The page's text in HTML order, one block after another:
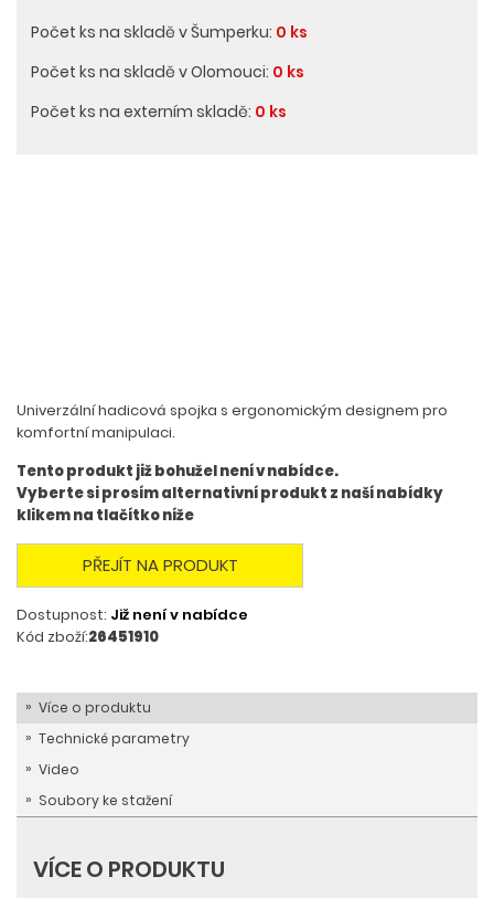
Počet ks na skladě v Šumperku: 0 ks
Počet ks na skladě v Olomouci: 0 ks
Počet ks na externím skladě: 0 ks
Univerzální hadicová spojka s ergonomickým designem pro
komfortní manipulaci.
Tento produkt již bohužel není v nabídce.
Vyberte si prosím alternativní produkt z naší nabídky
klikem na tlačítko níže
PŘEJÍT NA PRODUKT
Dostupnost: Již není v nabídce
Kód zboží:26451910
Více o produktu
Technické parametry
Video
Soubory ke stažení
VÍCE O PRODUKTU